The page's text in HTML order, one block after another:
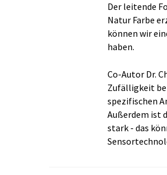
Der leitende
Natur Farbe
können wir
haben.
Co-Autor Dr.
Zufälligkeit
spezifischen
Außerdem ist
stark - das